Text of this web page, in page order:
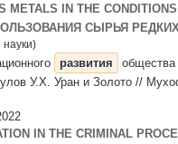
METALS IN THE
СЫРЬЯ
науки)
развития
У.Х. Уран и Золото //
IN THE CRIMINAL